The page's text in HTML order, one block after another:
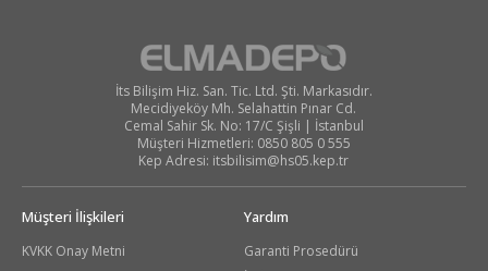
İts Bilişim Hiz. San. Tic. Ltd. Şti. Markasıdır.
Mecidiyeköy Mh. Selahattin Pınar Cd.
Cemal Sahir Sk. No: 17/C Şişli | İstanbul
Müşteri Hizmetleri: 0850 805 0 555
Kep Adresi: itsbilisim@hs05.kep.tr
Müşteri İlişkileri
KVKK Onay Metni
Yardım
Garanti Prosedürü